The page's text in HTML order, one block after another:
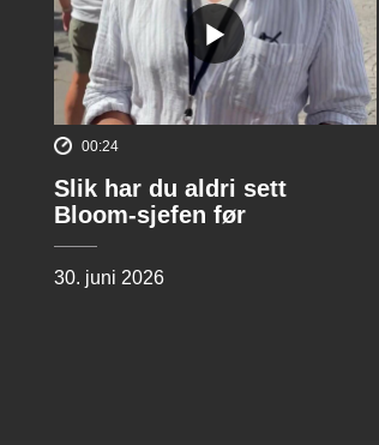
00:24
Slik har du aldri sett
Bloom-sjefen før
30. juni 2026